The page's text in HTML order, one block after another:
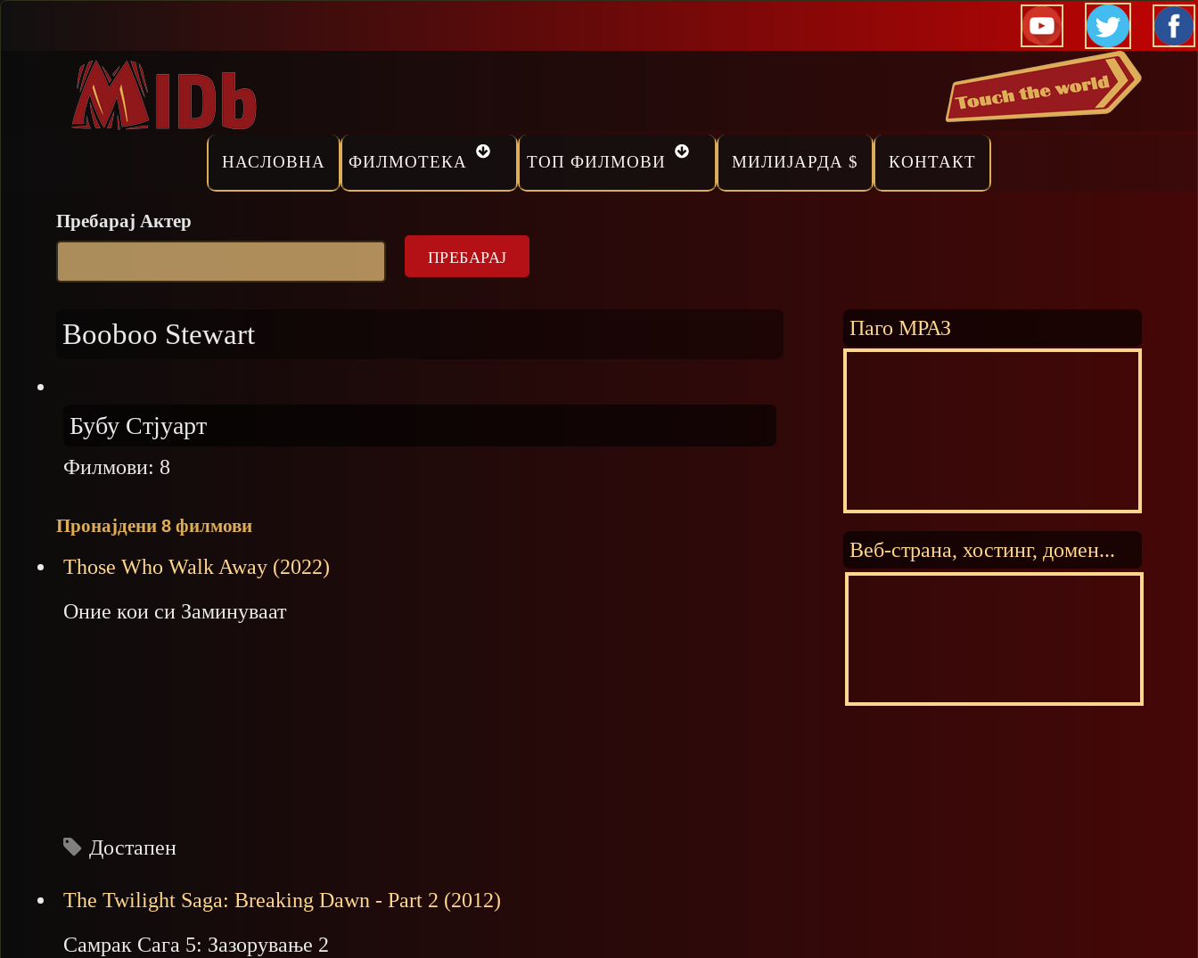
Прескокни
НАСЛОВНА ФИЛМОТЕКА ТОП ФИЛМОВИ МИЛИЈАРДА $ КОНТАКТ
Пребарај Актер
Booboo Stewart
Бубу Стјуарт
Филмови: 8
Пронајдени 8 филмови
Those Who Walk Away (2022)
Оние кои си Заминуваат
Достапен
The Twilight Saga: Breaking Dawn - Part 2 (2012)
Самрак Сага 5: Зазорување 2
Паго МРАЗ
Веб-страна, хостинг, домен...